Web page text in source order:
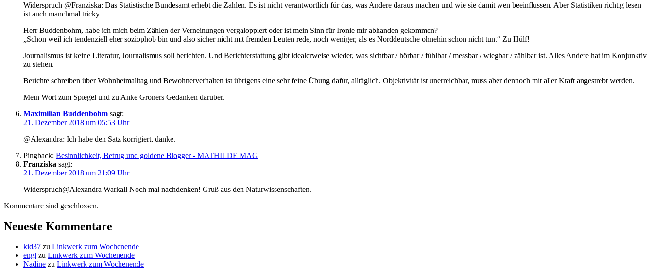
Widerspruch @Franziska: Das Statistische Bundesamt erhebt die Zahlen. Es ist nicht verantwortlich für das, was Andere daraus machen und wie sie damit wen beeinflussen. Aber Statistiken richtig lesen
ist auch manchmal tricky.
Herr Buddenbohm, habe ich mich beim Zählen der Verneinungen vergaloppiert oder ist mein Sinn für Ironie mir abhanden gekommen?
„Schon weil ich tendenziell eher soziophob bin und also sicher nicht mit fremden Leuten rede, noch weniger, als es Norddeutsche ohnehin schon nicht tun.“ Zu Hülf!
Journalismus ist keine Literatur, Journalismus soll berichten. Und Berichterstattung gibt idealerweise wieder, was sichtbar / hörbar / fühlbar / messbar / wiegbar / zählbar ist. Alles Andere hat im Konjunktiv
zu stehen.
Berichte schreiben über Wohnheimalltag und Bewohnerverhalten ist übrigens eine sehr feine Übung dafür, alltäglich. Objektivität ist unerreichbar, muss aber dennoch mit aller Kraft angestrebt werden.
Mein Wort zum Spiegel und zu Anke Gröners Gedanken darüber.
Maximilian Buddenbohm sagt:
21. Dezember 2018 um 05:53 Uhr
@Alexandra: Ich habe den Satz korrigiert, danke.
Pingback: Besinnlichkeit, Betrug und goldene Blogger - MATHILDE MAG
Franziska sagt:
21. Dezember 2018 um 21:09 Uhr
Widerspruch@Alexandra Warkall Noch mal nachdenken! Gruß aus den Naturwissenschaften.
Kommentare sind geschlossen.
Neueste Kommentare
kid37 zu Linkwerk zum Wochenende
engl zu Linkwerk zum Wochenende
Nadine zu Linkwerk zum Wochenende